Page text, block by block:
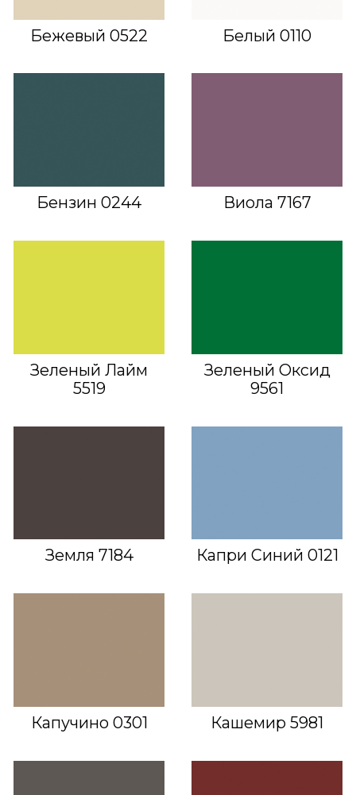
Бежевый 0522 Белый 0110
Бензин 0244 Виола 7167
Зеленый Лайм
5519
Зеленый Оксид
9561
Земля 7184 Капри Синий 0121
Капучино 0301 Кашемир 5981